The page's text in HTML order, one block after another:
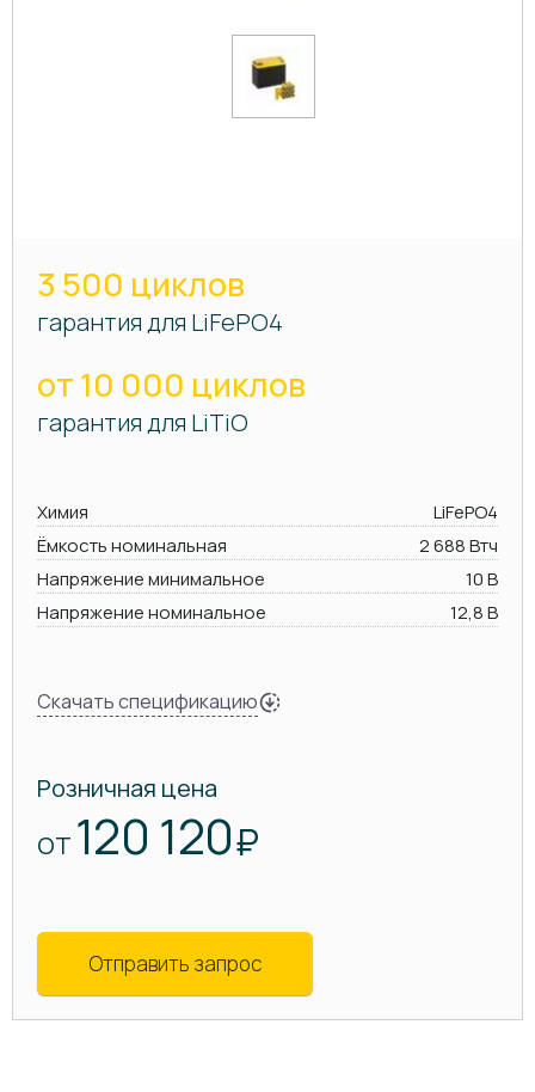
3 500 циклов
гарантия для LiFePO4
от 10 000 циклов
гарантия для LiTiO
Химия
LiFePO4
Ёмкость номинальная
2 688 Втч
Напряжение минимальное
10 В
Напряжение номинальное
12,8 В
Скачать спецификацию
Розничная цена
ОТ 120 120₽
Отправить запрос